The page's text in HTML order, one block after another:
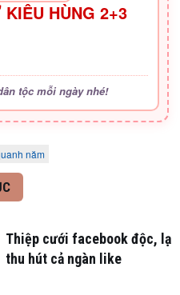
HÙNG 2+3
tộc mỗi ngày nhé!
năm
Thiệp cưới facebook độc, lạ
thu hút cả ngàn like